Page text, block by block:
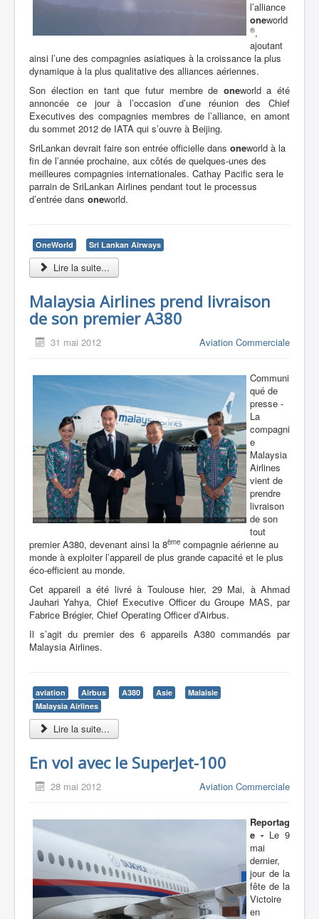
l’alliance
oneworld
®,
ajoutant
ainsi l’une des compagnies asiatiques à la croissance la plus
dynamique à la plus qualitative des alliances aériennes.
Son élection en tant que futur membre de oneworld a été
annoncée ce jour à l’occasion d’une réunion des Chief
Executives des compagnies membres de l’alliance, en amont
du sommet 2012 de IATA qui s’ouvre à Beijing.
SriLankan devrait faire son entrée officielle dans oneworld à la
fin de l’année prochaine, aux côtés de quelques-unes des
meilleures compagnies internationales. Cathay Pacific sera le
parrain de SriLankan Airlines pendant tout le processus
d’entrée dans oneworld.
OneWorld Sri Lankan Airways
Lire la suite...
Malaysia Airlines prend livraison
de son premier A380
31 mai 2012 Aviation Commerciale
Communi
qué de
presse -
La
compagni
e
Malaysia
Airlines
vient de
prendre
livraison
de son
tout
premier A380, devenant ainsi la 8ème compagnie aérienne au
monde à exploiter l’appareil de plus grande capacité et le plus
éco-efficient au monde.
Cet appareil a été livré à Toulouse hier, 29 Mai, à Ahmad
Jauhari Yahya, Chief Executive Officer du Groupe MAS, par
Fabrice Brégier, Chief Operating Officer d’Airbus.
Il s’agit du premier des 6 appareils A380 commandés par
Malaysia Airlines.
aviation Airbus A380 Asie
Malaisie
Malaysia Airlines
Lire la suite...
En vol avec le SuperJet-100
28 mai 2012 Aviation Commerciale
Reportag
e - Le 9
mai
dernier,
jour de la
fête de la
Victoire
en